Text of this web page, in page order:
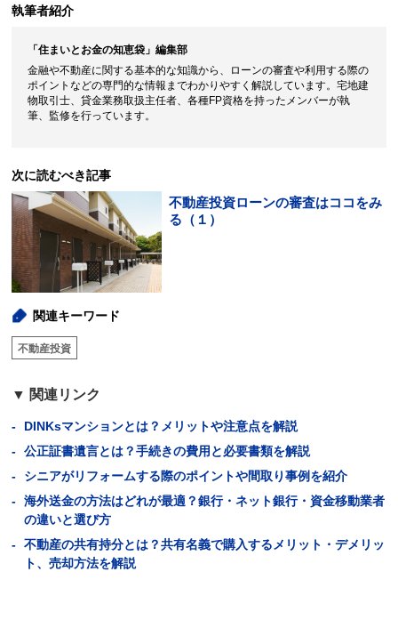
執筆者紹介
「住まいとお金の知恵袋」編集部
金融や不動産に関する基本的な知識から、ローンの審査や利用する際の
ポイントなどの専門的な情報までわかりやすく解説しています。宅地建
物取引士、貸金業務取扱主任者、各種FP資格を持ったメンバーが執
筆、監修を行っています。
次に読むべき記事
不動産投資ローンの審査はココをみ
る（１）
関連キーワード
不動産投資
関連リンク
DINKsマンションとは？メリットや注意点を解説
公正証書遺言とは？手続きの費用と必要書類を解説
シニアがリフォームする際のポイントや間取り事例を紹介
海外送金の方法はどれが最適？銀行・ネット銀行・資金移動業者
の違いと選び方
不動産の共有持分とは？共有名義で購入するメリット・デメリッ
ト、売却方法を解説